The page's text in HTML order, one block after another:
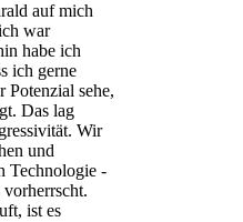
auf mich
war
habe ich
ich gerne
sehe,
Das lag
Wir
und
Technologie -
ist es